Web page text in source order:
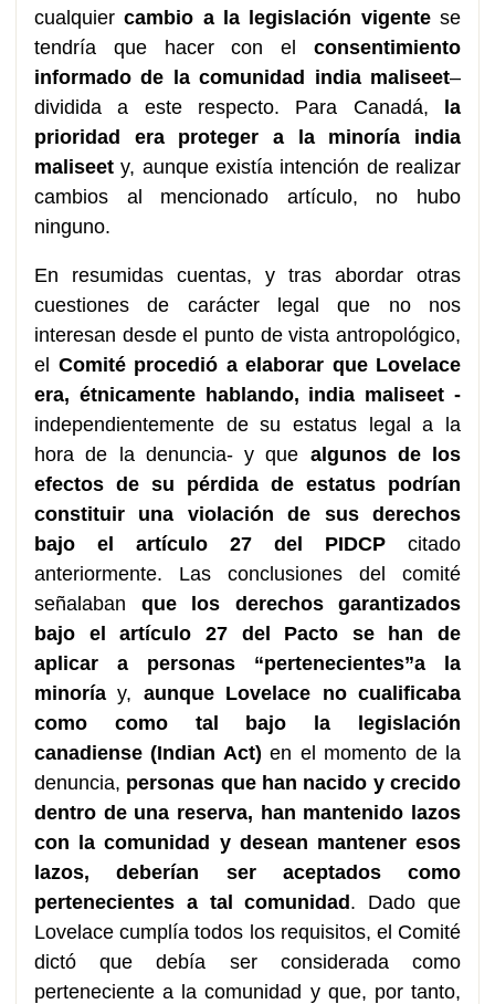
cualquiercambio a la legislación vigentese
tendría que hacer con el consentimiento
informado de la comunidad india maliseet–
dividida a este respecto. Para Canadá,
la
prioridad era proteger a la minoría india
maliseety, aunque existía intención de realizar
cambios al mencionado artículo, no hubo
ninguno.
En resumidas cuentas, y tras abordar otras
cuestiones de carácter legal que no nos
interesan desde el punto de vista antropológico,
el Comité procedió a elaborar que Lovelace
era, étnicamente hablando, india maliseet -
independientemente de su estatus legal a la
hora de la denuncia- y que algunos de los
efectos de su pérdida de estatus podrían
constituir una violación de sus derechos
bajo el artículo 27 del PIDCP citado
anteriormente. Las conclusiones del comité
señalaban que los derechos garantizados
bajo el artículo 27 del Pacto se han de
aplicar a personas “pertenecientes”a la
minoría y, aunque Lovelace no cualificaba
como como tal bajo la legislación
canadiense (Indian Act) en el momento de la
denuncia, personas que han nacido y crecido
dentro de una reserva, han mantenido lazos
con la comunidad y desean mantener esos
lazos, deberían ser aceptados como
pertenecientes a tal comunidad . Dado que
Lovelace cumplía todos los requisitos, el Comité
dictó que debía ser considerada como
perteneciente a la comunidad y que, por tanto,